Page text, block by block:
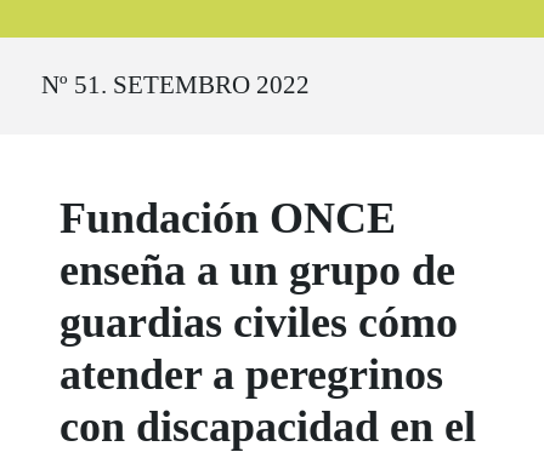
Nº 51. SETEMBRO 2022
Fundación ONCE
enseña a un grupo de
guardias civiles cómo
atender a peregrinos
con discapacidad en el